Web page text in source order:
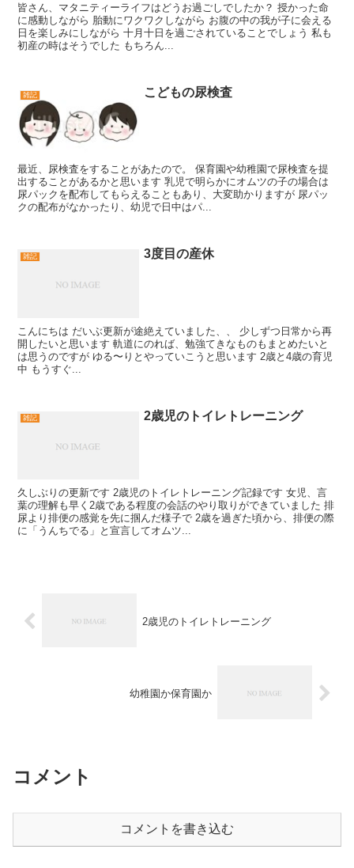
皆さん、マタニティーライフはどうお過ごしでしたか？ 授かった命
に感動しながら 胎動にワクワクしながら お腹の中の我が子に会える
日を楽しみにしながら 十月十日を過ごされていることでしょう 私も
初産の時はそうでした もちろん...
雑記 こどもの尿検査
最近、尿検査をすることがあたので。 保育園や幼稚園で尿検査を提
出することがあるかと思います 乳児で明らかにオムツの子の場合は
尿パックを配布してもらえることもあり、大変助かりますが 尿パッ
クの配布がなかったり、幼児で日中はパ...
雑記 3度目の産休
こんにちは だいぶ更新が途絶えていました、、 少しずつ日常から再
開したいと思います 軌道にのれば、勉強てきなものもまとめたいと
は思うのですが ゆる〜りとやっていこうと思います 2歳と4歳の育児
中 もうすぐ...
雑記 2歳児のトイレトレーニング
久しぶりの更新です 2歳児のトイレトレーニング記録です 女児、言
葉の理解も早く2歳である程度の会話のやり取りができていました 排
尿より排便の感覚を先に掴んだ様子で 2歳を過ぎた頃から、排便の際
に「うんちでる」と宣言してオムツ...
2歳児のトイレトレーニング
幼稚園か保育園か
コメント
コメントを書き込む